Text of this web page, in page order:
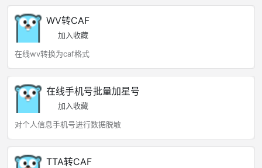
WV转CAF
加入收藏
在线wv转换为caf格式
在线手机号批量加星号
加入收藏
对个人信息手机号进行数据脱敏
TTA转CAF